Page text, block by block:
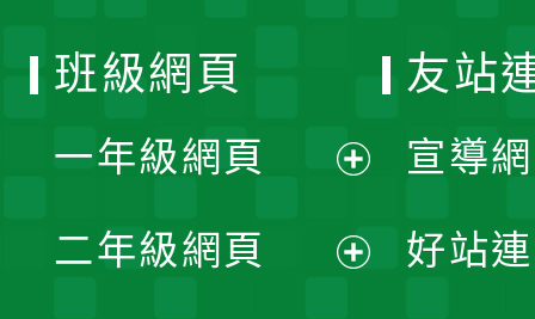
班級網頁
一年級網頁
開
二年級網頁
友站
宣導
好站